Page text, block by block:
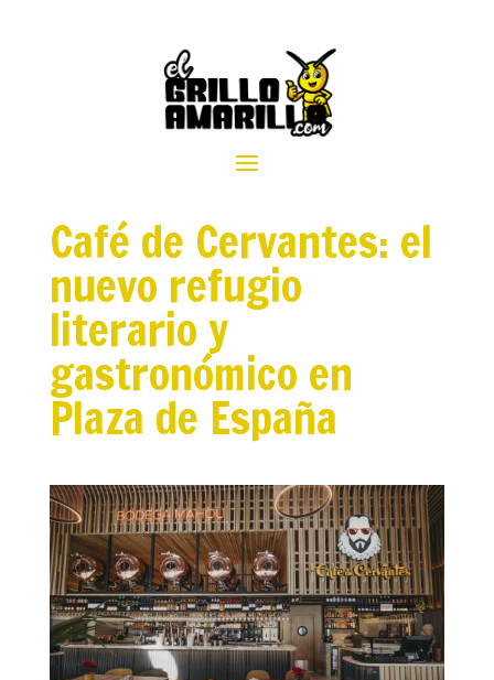
Café de Cervantes: el
nuevo refugio
literario y
gastronómico en
Plaza de España